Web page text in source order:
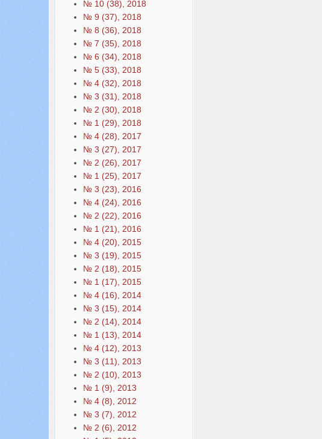
№ 10 (38), 2018
№ 9 (37), 2018
№ 8 (36), 2018
№ 7 (35), 2018
№ 6 (34), 2018
№ 5 (33), 2018
№ 4 (32), 2018
№ 3 (31), 2018
№ 2 (30), 2018
№ 1 (29), 2018
№ 4 (28), 2017
№ 3 (27), 2017
№ 2 (26), 2017
№ 1 (25), 2017
№ 3 (23), 2016
№ 4 (24), 2016
№ 2 (22), 2016
№ 1 (21), 2016
№ 4 (20), 2015
№ 3 (19), 2015
№ 2 (18), 2015
№ 1 (17), 2015
№ 4 (16), 2014
№ 3 (15), 2014
№ 2 (14), 2014
№ 1 (13), 2014
№ 4 (12), 2013
№ 3 (11), 2013
№ 2 (10), 2013
№ 1 (9), 2013
№ 4 (8), 2012
№ 3 (7), 2012
№ 2 (6), 2012